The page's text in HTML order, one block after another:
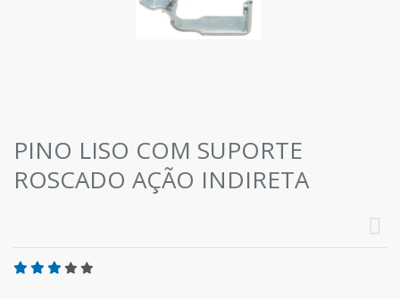
PINO LISO COM SUPORTE
ROSCADO AÇÃO INDIRETA